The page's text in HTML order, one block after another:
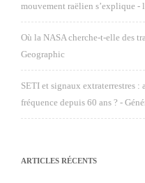
mouvement raëlien s’explique -
Où la NASA cherche-t-elle des
Geographic
SETI et signaux extraterrestres :
fréquence depuis 60 ans ? -
ARTICLES RÉCENTS